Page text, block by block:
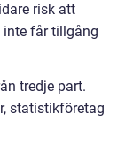
risk att
får tillgång
tredje part.
statistikföretag